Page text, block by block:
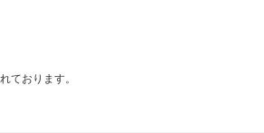
ております。